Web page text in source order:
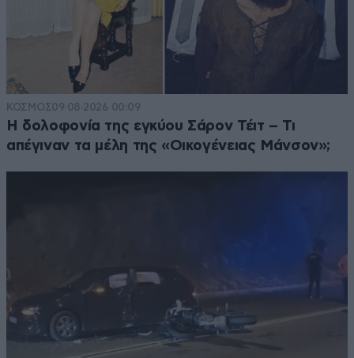
ΚΟΣΜΟΣ09·08·2026 00:09
Η δολοφονία της εγκύου Σάρον Τέιτ – Τι
απέγιναν τα μέλη της «Οικογένειας Μάνσον»;